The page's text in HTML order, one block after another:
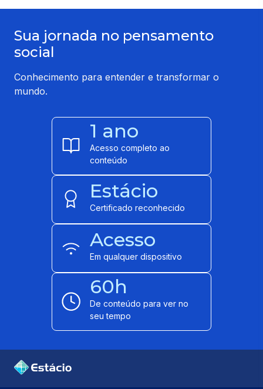
Sua jornada no pensamento
social
Conhecimento para entender e transformar o
mundo.
1 ano
Acesso completo ao
conteúdo
Estácio
Certificado reconhecido
Acesso
Em qualquer dispositivo
60h
De conteúdo para ver no
seu tempo